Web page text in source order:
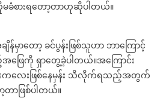
ဟာ
မိန်းကလ
ဖြစ်
မခံစားရတော့တာဟုဆိုပါတယ်။
ာတော့ ခင်ပွန်းဖြစ်သူဟာ ဘာကြောင့်
ြေကို ရှာတွေ့ခဲ့ပါတယ်။အကြောင်း
ကလေးဖြစ်နေမှန်း သိလိုက်ရသည့်အတွက်
ာဖြစ်ပါတယ်။